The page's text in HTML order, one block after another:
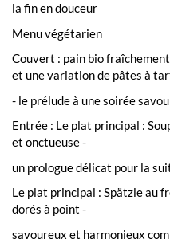
la fin en douceur
Menu végétarien
Couvert : pain bio
et une variation de pâtes à
- le prélude à une soirée
Entrée : Le plat principal :
et onctueuse -
un prologue délicat pour la
Le plat principal : Spätzle au
dorés à point -
savoureux et harmonieux